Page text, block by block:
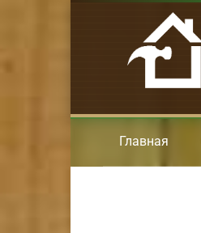
Главная